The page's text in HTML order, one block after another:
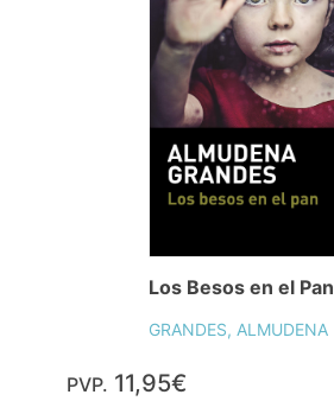
Los Besos en el Pan
GRANDES, ALMUDENA
PVP. 11,95€